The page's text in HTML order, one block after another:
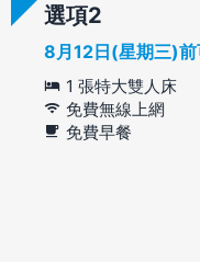
選項
8月12日(星期三)前
1 張特大雙人床
免費無線上網
免費早餐